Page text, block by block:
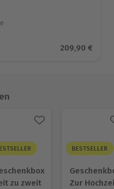
auf 17 Bewertungen
Aktueller
209,90 €
zu zweit
BESTSELLER
Zur